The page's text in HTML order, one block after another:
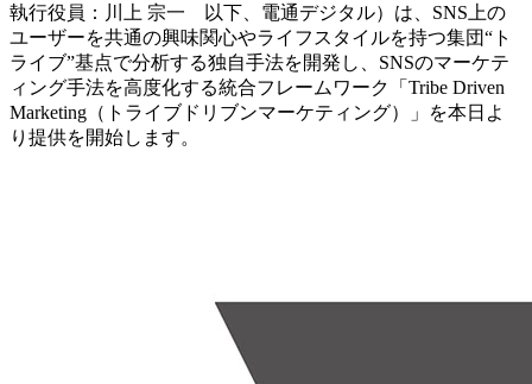
執行役員：川上 宗一 以下、電通デジタル）は、SNS上の
ユーザーを共通の興味関心やライフスタイルを持つ集団“ト
ライブ”基点で分析する独自手法を開発し、SNSのマーケテ
ィング手法を高度化する統合フレームワーク「Tribe Driven
Marketing（トライブドリブンマーケティング）」を本日よ
り提供を開始します。